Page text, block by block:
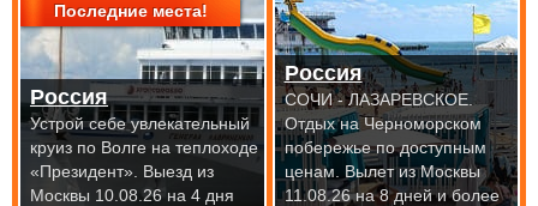
Последние места!
Россия
Устрой себе увлекательный
круиз по Волге на теплоходе
«Президент». Выезд из
Москвы 10.08.26 на 4 дня
Россия
СОЧИ - ЛАЗАРЕВСКОЕ.
Отдых на Черноморском
побережье по доступным
ценам. Вылет из Москвы
11.08.26 на 8 дней и более